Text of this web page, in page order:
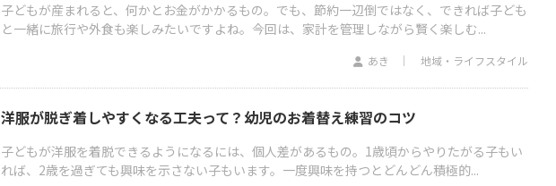
子どもが産まれると、何かとお金がかかるもの。でも、節約一辺倒ではなく、できれば子ども
と一緒に旅行や外食も楽しみたいですよね。今回は、家計を管理しながら賢く楽しむ...
あき 地域・ライフスタイル
洋服が脱ぎ着しやすくなる工夫って？幼児のお着替え練習のコツ
子どもが洋服を着脱できるようになるには、個人差があるもの。1歳頃からやりたがる子もい
れば、2歳を過ぎても興味を示さない子もいます。一度興味を持つとどんどん積極的...